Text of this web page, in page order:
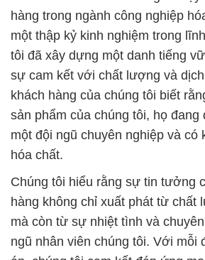
khách hàng của chúng tôi biết
sản phẩm của chúng tôi, họ đang
một đội ngũ chuyên nghiệp và có
hóa chất.
Chúng tôi hiểu rằng sự tin tưởng
hàng không chỉ xuất phát từ chất
mà còn từ sự nhiệt tình và
ngũ nhân viên chúng tôi. Với mỗi
án, chúng tôi cam kết đáp ứng
khách hàng một cách nhanh
nhất.
Chúng tôi hiểu rằng tốc độ cung